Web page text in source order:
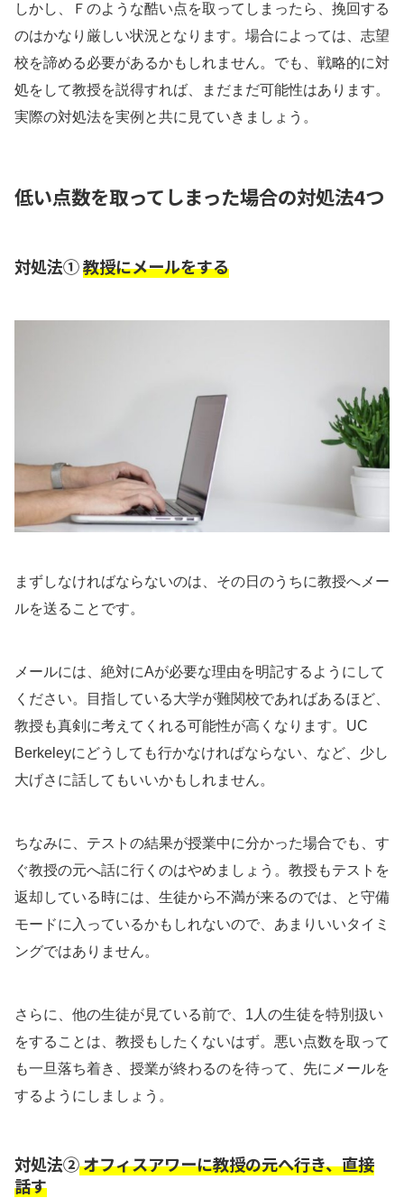
しかし、Ｆのような酷い点を取ってしまったら、挽回する
のはかなり厳しい状況となります。場合によっては、志望
校を諦める必要があるかもしれません。でも、戦略的に対
処をして教授を説得すれば、まだまだ可能性はあります。
実際の対処法を実例と共に見ていきましょう。
低い点数を取ってしまった場合の対処法4つ
対処法①教授にメールをする
まずしなければならないのは、その日のうちに教授へメー
ルを送ることです。
メールには、絶対にAが必要な理由を明記するようにして
ください。目指している大学が難関校であればあるほど、
教授も真剣に考えてくれる可能性が高くなります。UC
Berkeleyにどうしても行かなければならない、など、少し
大げさに話してもいいかもしれません。
ちなみに、テストの結果が授業中に分かった場合でも、す
ぐ教授の元へ話に行くのはやめましょう。教授もテストを
返却している時には、生徒から不満が来るのでは、と守備
モードに入っているかもしれないので、あまりいいタイミ
ングではありません。
さらに、他の生徒が見ている前で、1人の生徒を特別扱い
をすることは、教授もしたくないはず。悪い点数を取って
も一旦落ち着き、授業が終わるのを待って、先にメールを
するようにしましょう。
対処法②オフィスアワーに教授の元へ行き、直接
話す